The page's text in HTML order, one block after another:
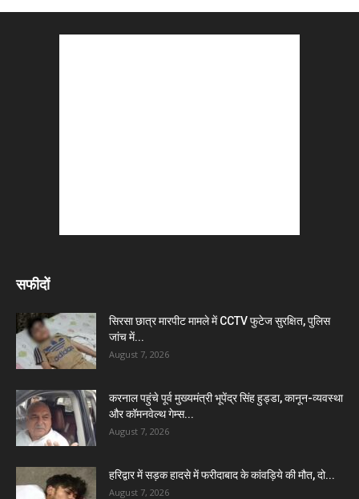
सफीदों
सिरसा छात्र मारपीट मामले में CCTV फुटेज सुरक्षित, पुलिस
जांच में...
August 7, 2026
करनाल पहुंचे पूर्व मुख्यमंत्री भूपेंद्र सिंह हुड्डा, कानून-व्यवस्था
और कॉमनवेल्थ गेम्स...
August 7, 2026
हरिद्वार में सड़क हादसे में फरीदाबाद के कांवड़िये की मौत, दो...
August 7, 2026